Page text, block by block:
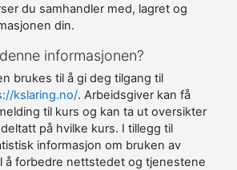
du samhandler med, lagret og
din.
informasjonen?
brukes til å gi deg tilgang til
kslaring.no/. Arbeidsgiver kan få
til kurs og kan ta ut oversikter
på hvilke kurs. I tillegg til
informasjon om bruken av
å forbedre nettstedet og tjenestene